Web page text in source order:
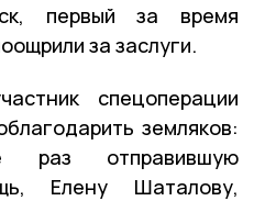
первый за время
за заслуги.
спецоперации
земляков:
раз отправившую
Елену Шаталову,